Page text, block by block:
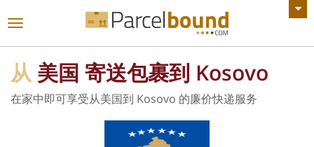
查看所有公告
切
航
从 美国 寄送包裹到 Kosovo
在家中即可享受从美国到 Kosovo 的廉价快递服务